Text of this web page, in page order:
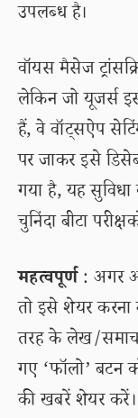
उपलब्ध है।
वॉयस मैसेज
लेकिन जो यूजर्स
हैं, वे वॉट्सऐप
पर जाकर इसे
गया है, यह
चुनिंदा बीटा
महत्वपूर्ण: अगर
तो इसे शेयर
तरह के लेख/
गए ‘फॉलो’ बटन
की खबरें शेयर